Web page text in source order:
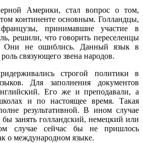
Америки, стал вопрос о том,
континенте основным. Голландцы,
принимавшие участие в
решили, что говорить переселенцы
Они не ошиблись. Данный язык в
связующего звена народов.
строгой политики в
Для заполнения документов
Его же и преподавали, а
и по настоящее время. Такая
результативной. В ином случае
бы занять голландский, немецкий или
случае сейчас бы не пришлось
о международном языке.